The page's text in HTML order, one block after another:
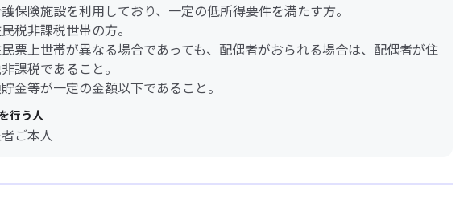
保険施設を利用しており、一定の低所得要件を満たす方。
税非課税世帯の方。
票上世帯が異なる場合であっても、配偶者がおられる場合は、配偶者が住
課税であること。
金等が一定の金額以下であること。
行う人
ご本人